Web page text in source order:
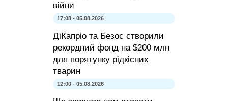
війни
17:08 - 05.08.2026
ДіКапріо та Безос створили
рекордний фонд на $200 млн
для порятунку рідкісних
тварин
12:00 - 05.08.2026